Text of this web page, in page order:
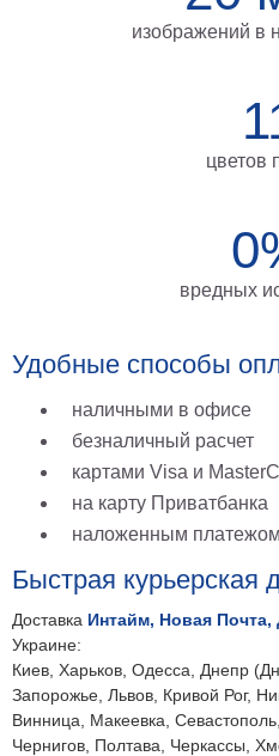
изображений в
цветов
вредных
Удобные способы
наличными в офисе
безналичный расчет
картами Visa и
на карту Приватбанка
наложенным платежом
Быстрая курьерская
Доставка Интайм, Новая
Украине:
Киев, Харьков, Одесса, Днепр
Запорожье, Львов, Кривой Рог,
Винница, Макеевка,
Чернигов, Полтава, Черкассы,